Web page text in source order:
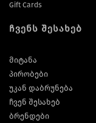
Gift Cards
ჩვენს შესახებ
მიტანა
პირობები
უკან დაბრუნება
ჩვენ შესახებ
ბრენდები